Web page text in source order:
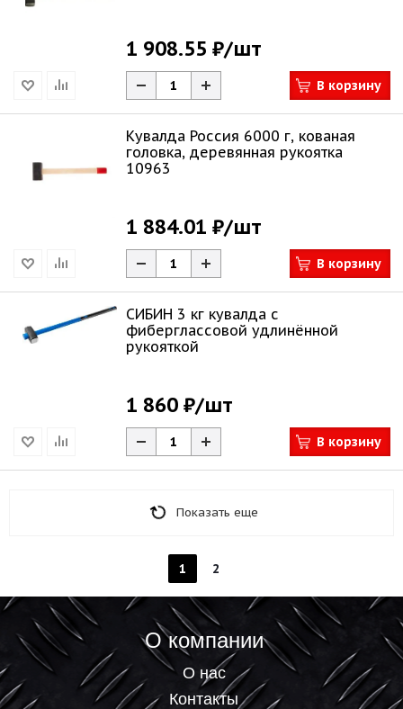
1 908.55 ₽/шт
В корзину
Кувалда Россия 6000 г, кованая
головка, деревянная рукоятка
10963
1 884.01 ₽/шт
В корзину
СИБИН 3 кг кувалда с
фиберглассовой удлинённой
рукояткой
1 860 ₽/шт
В корзину
Показать еще
1 2
О компании
О нас
Контакты